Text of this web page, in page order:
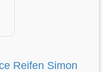
Reifen Simon